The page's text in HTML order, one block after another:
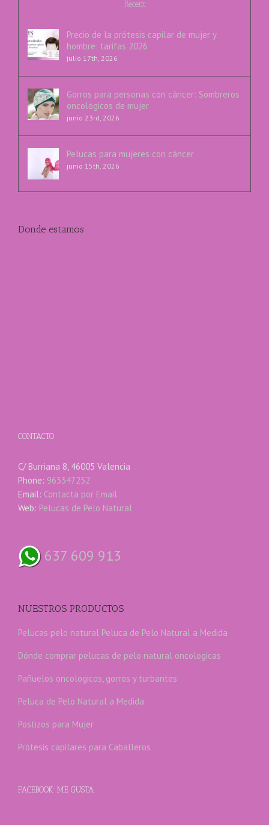
Recent
Precio de la prótesis capilar de mujer y
hombre: tarifas 2026
julio 17th, 2026
Gorros para personas con cáncer: Sombreros
oncológicos de mujer
junio 23rd, 2026
Pelucas para mujeres con cáncer
junio 15th, 2026
Donde estamos
CONTACTO
C/ Burriana 8, 46005 Valencia
Phone: 963347252
Email: Contacta por Email
Web: Pelucas de Pelo Natural
637 609 913
NUESTROS PRODUCTOS
Pelucas pelo natural Peluca de Pelo Natural a Medida
Dónde comprar pelucas de pelo natural oncologicas
Pañuelos oncologicos, gorros y turbantes
Peluca de Pelo Natural a Medida
Postizos para Mujer
Prótesis capilares para Caballeros
FACEBOOK: ME GUSTA